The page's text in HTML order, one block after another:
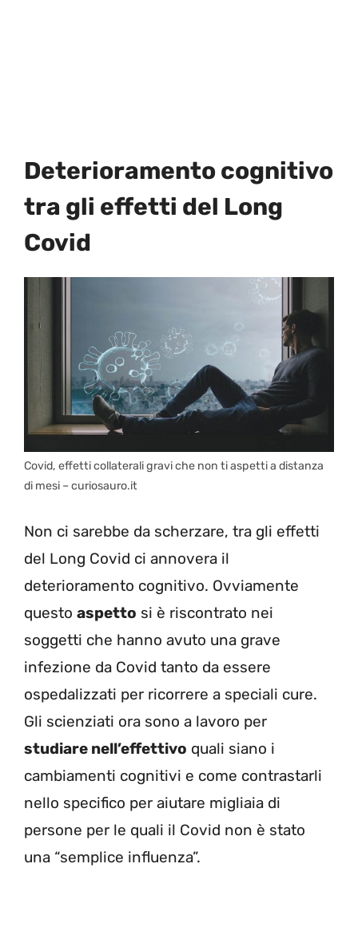
Deterioramento cognitivo
tra gli effetti del Long
Covid
Covid, effetti collaterali gravi che non ti aspetti a distanza
di mesi – curiosauro.it
Non ci sarebbe da scherzare, tra gli effetti
del Long Covid ci annovera il
deterioramento cognitivo. Ovviamente
questo aspetto si è riscontrato nei
soggetti che hanno avuto una grave
infezione da Covid tanto da essere
ospedalizzati per ricorrere a speciali cure.
Gli scienziati ora sono a lavoro per
studiare nell’effettivo quali siano i
cambiamenti cognitivi e come contrastarli
nello specifico per aiutare migliaia di
persone per le quali il Covid non è stato
una “semplice influenza”.